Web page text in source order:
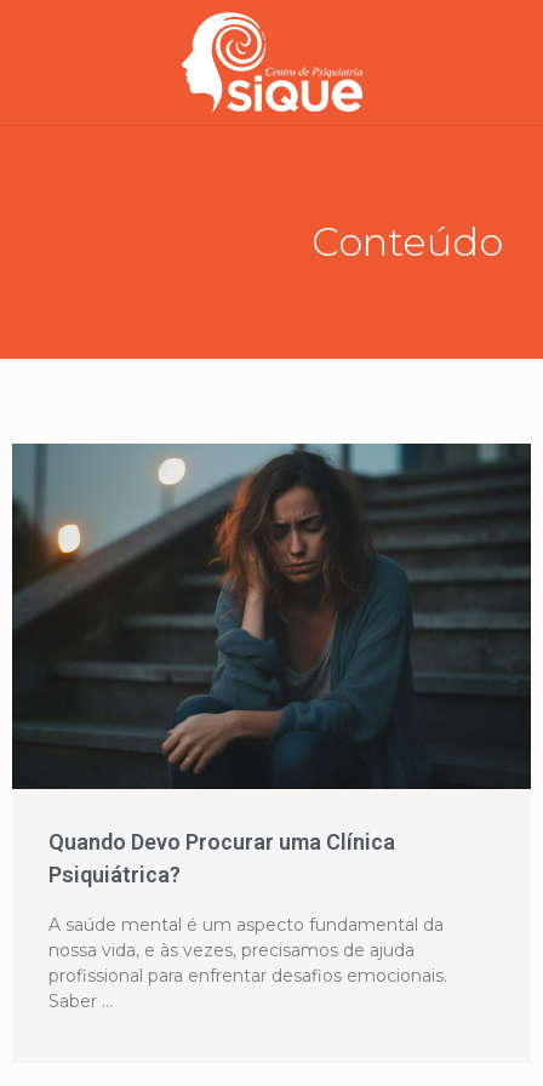
Conteúdo
Quando Devo Procurar uma Clínica
Psiquiátrica?
A saúde mental é um aspecto fundamental da
nossa vida, e às vezes, precisamos de ajuda
profissional para enfrentar desafios emocionais.
Saber …